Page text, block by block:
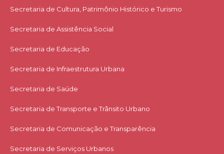
Secretaria de Cultura, Patrimônio Histórico e Turismo
Secretaria de Assistência Social
Secretaria de Educação
Secretaria de Infraestrutura Urbana
Secretaria de Saúde
Secretaria de Transporte e Trânsito Urbano
Secretaria de Comunicação e Transparência
Secretaria de Serviços Urbanos